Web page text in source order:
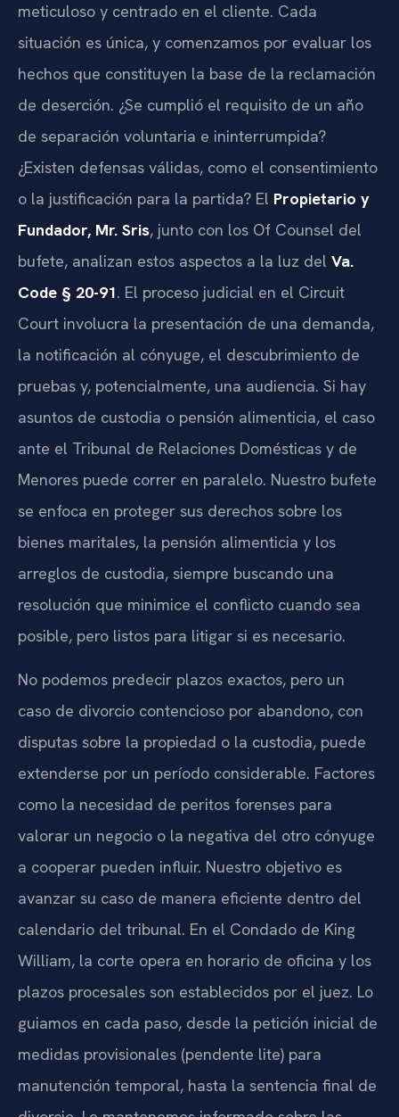
meticuloso y centrado en el cliente. Cada
situación es única, y comenzamos por evaluar los
hechos que constituyen la base de la reclamación
de deserción. ¿Se cumplió el requisito de un año
de separación voluntaria e ininterrumpida?
¿Existen defensas válidas, como el consentimiento
o la justificación para la partida? El Propietario y
Fundador, Mr. Sris, junto con los Of Counsel del
bufete, analizan estos aspectos a la luz del Va.
Code § 20-91. El proceso judicial en el Circuit
Court involucra la presentación de una demanda,
la notificación al cónyuge, el descubrimiento de
pruebas y, potencialmente, una audiencia. Si hay
asuntos de custodia o pensión alimenticia, el caso
ante el Tribunal de Relaciones Domésticas y de
Menores puede correr en paralelo. Nuestro bufete
se enfoca en proteger sus derechos sobre los
bienes maritales, la pensión alimenticia y los
arreglos de custodia, siempre buscando una
resolución que minimice el conflicto cuando sea
posible, pero listos para litigar si es necesario.
No podemos predecir plazos exactos, pero un
caso de divorcio contencioso por abandono, con
disputas sobre la propiedad o la custodia, puede
extenderse por un período considerable. Factores
como la necesidad de peritos forenses para
valorar un negocio o la negativa del otro cónyuge
a cooperar pueden influir. Nuestro objetivo es
avanzar su caso de manera eficiente dentro del
calendario del tribunal. En el Condado de King
William, la corte opera en horario de oficina y los
plazos procesales son establecidos por el juez. Lo
guiamos en cada paso, desde la petición inicial de
medidas provisionales (pendente lite) para
manutención temporal, hasta la sentencia final de